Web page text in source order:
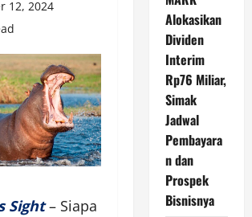
12, 2024
Sight– Siapa
Alokasikan
Dividen
Interim
Rp76 Miliar,
Simak
Jadwal
Pembayara
n dan
Prospek
Bisnisnya